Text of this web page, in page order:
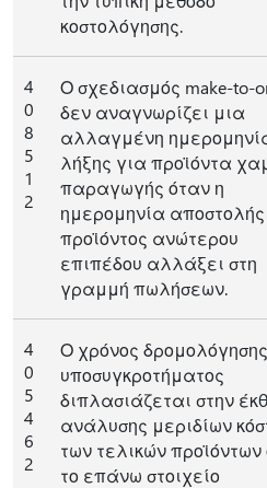
κοστολόγησης.
4
0
8
5
1
2
Ο σχεδιασμός make-to-
δεν αναγνωρίζει μια
αλλαγμένη
λήξης για προϊόντα
παραγωγής όταν η
ημερομηνία αποστολής
προϊόντος ανώτερου
επιπέδου αλλάξει στη
γραμμή πωλήσεων.
4
0
5
4
6
2
Ο χρόνος
υποσυγκροτήματος
διπλασιάζεται στην
ανάλυσης μεριδίων
των τελικών προϊόντων
το επάνω στοιχείο